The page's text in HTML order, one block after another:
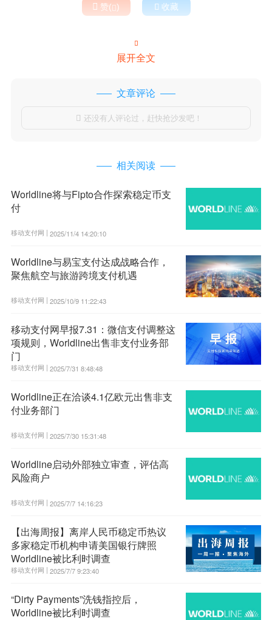
 赞()  收藏

展开全文
文章评论
 还没有人评论过，赶快抢沙发吧！
相关阅读
Worldline将与Fipto合作探索稳定币支
付
移动支付网 | 2025/11/4 14:20:10
Worldline与易宝支付达成战略合作，
聚焦航空与旅游跨境支付机遇
移动支付网 | 2025/10/9 11:22:43
移动支付网早报7.31：微信支付调整这
项规则，Worldline出售非支付业务部
门
移动支付网 | 2025/7/31 8:48:48
Worldline正在洽谈4.1亿欧元出售非支
付业务部门
移动支付网 | 2025/7/30 15:31:48
Worldline启动外部独立审查，评估高
风险商户
移动支付网 | 2025/7/7 14:16:23
【出海周报】离岸人民币稳定币热议
多家稳定币机构申请美国银行牌照
Worldline被比利时调查
移动支付网 | 2025/7/7 9:23:40
“Dirty Payments”洗钱指控后，
Worldline被比利时调查